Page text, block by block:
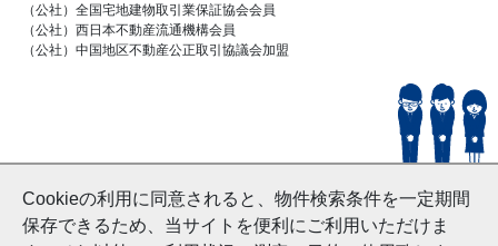
Cookieの利用に同意されると、物件検索条件を一定期間
保存できるため、当サイトを便利にご利用いただけま
（公社）全国宅地建物取引業保証協会会員
（公社）西日本不動産流通機構会員
（公社）中国地区不動産公正取引協議会加盟
© HouseDoIzumo
and Nishinihon Home Co.ltd All Rights Reserved.